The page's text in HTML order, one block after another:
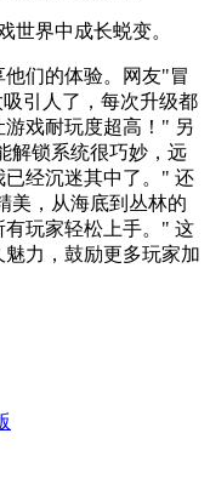
世界中成长蜕变。
们的体验。网友"冒
引人了，每次升级都
戏耐玩度超高！" 另
解锁系统很巧妙，远
经沉迷其中了。" 还
美，从海底到丛林的
玩家轻松上手。" 这
力，鼓励更多玩家加